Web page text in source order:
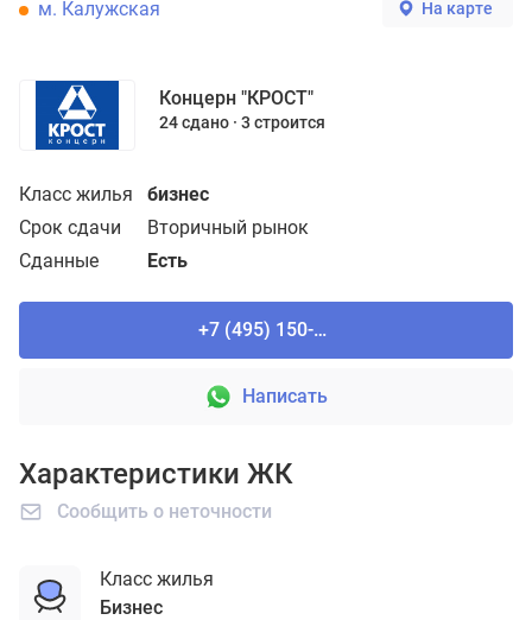
м. Калужская
На карте
Концерн "КРОСТ"
24 сдано 3 строится
Класс жилья бизнес
Срок сдачи
Вторичный рынок
Сданные
Есть
+7 (495) 150-90-61
Написать
Характеристики ЖК
Сообщить о неточности
Класс жилья
бизнес